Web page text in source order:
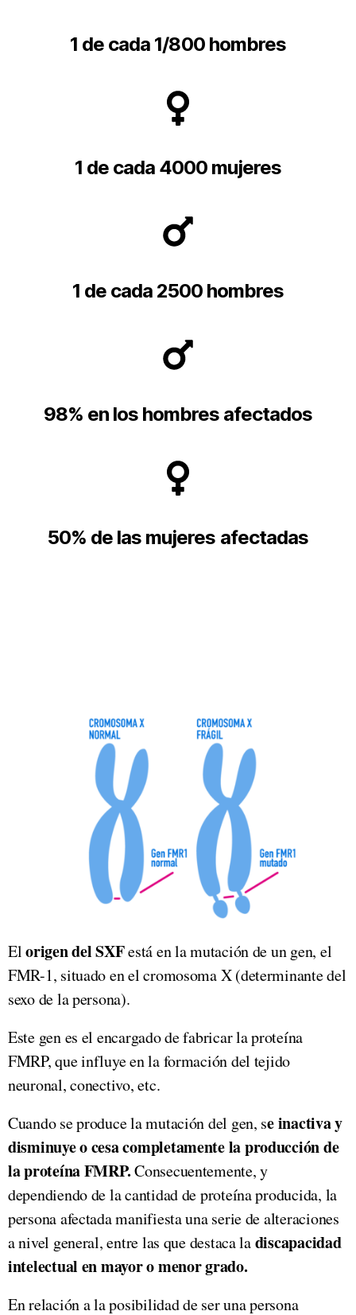
1 de cada 1/800 hombres
1 de cada 4000 mujeres
1 de cada 2500 hombres
98% en los hombres afectados
50% de las mujeres afectadas
Elorigen del SXFestá en la mutación de un gen, el
FMR-1, situado en el cromosoma X (determinante del
sexo de la persona).
Este gen es el encargado de fabricar la proteína
FMRP, que influye en la formación del tejido
neuronal, conectivo, etc.
Cuando se produce la mutación del gen, se inactiva y
disminuye o cesa completamente la producción de
la proteína FMRP.Consecuentemente, y
dependiendo de la cantidad de proteína producida, la
persona afectada manifiesta una serie de alteraciones
a nivel general, entre las que destaca ladiscapacidad
intelectual en mayor o menor grado.
En relación a la posibilidad de ser una persona